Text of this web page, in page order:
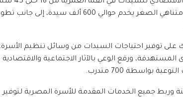
من خلال خطة تقوم على تدريب السيدات ودعمهم لتنفيذ نحو 250 ألف مشروع متناهي الصغر يخدم حوالي 600 ألف سيدة، إلى
توفير احتياجات السيدات من وسائل تنظيم
وتوزيعهن على القرى المستهدفة، ورفع الوعي بالآثار الاجتماعية والاقتصادية
وربط جميع الخدمات المقدمة للأسرة المصرية لتوفير